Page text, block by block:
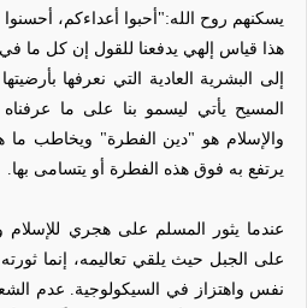
يسكنهم روح الله:"أحبوا أعداءكم،
هذا قياس إلهي يدفعنا للقول إن كل ما
إلى البشرية العادية التي نعرفها
المسيح يأتي ليسمو بنا على ما
والإسلام هو "دين الفطرة" ويخاطب
يرتفع به فوق هذه الفطرة أو يتسامى بها.
عندما يثور المسلم على هجري للإسلام
على الجبل حيث يلقي تعاليمه، إنما
نفس واهتزاز في السيكولوجية. عدم